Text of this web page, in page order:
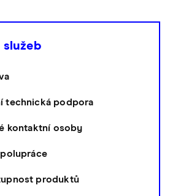
služeb
technická podpora
kontaktní osoby
produktů